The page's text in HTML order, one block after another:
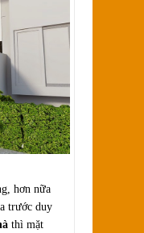
hơn nữa
trước duy
thì mặt